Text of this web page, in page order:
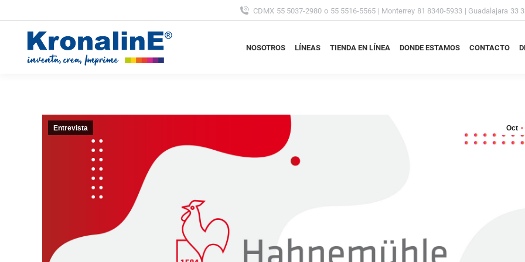
CDMX 55 5037-2980 o 55 5516-5565 | Monterrey 81 8340-5933 | Guadalajara 33
NOSOTROS LÍNEAS TIENDA EN LÍNEA DONDE ESTAMOS CONTACTO
Oct
Entrevista